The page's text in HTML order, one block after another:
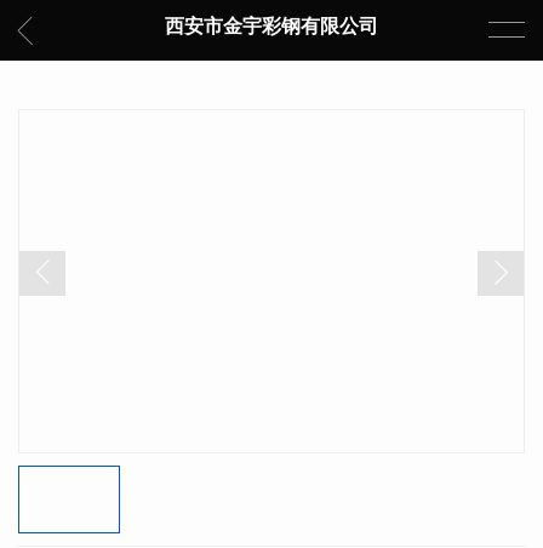
西安市金宇彩钢有限公司